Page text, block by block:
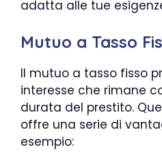
adatta alle tue
Mutuo a Tasso
Il mutuo a tasso fisso
interesse che rimane
durata del prestito.
offre una serie di
esempio: